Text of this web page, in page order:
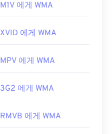
M1V 에게 WMA
XVID 에게 WMA
MPV 에게 WMA
3G2 에게 WMA
RMVB 에게 WMA